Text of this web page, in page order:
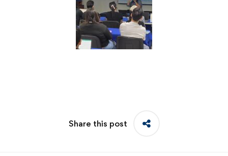
Share this post